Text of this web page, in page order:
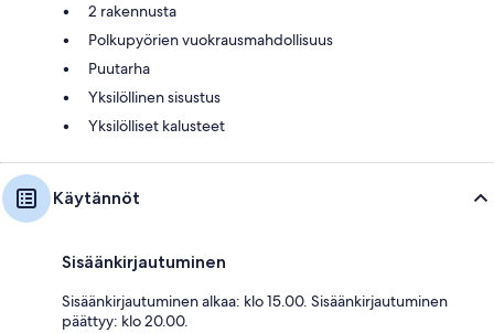
2 rakennusta
Polkupyörien vuokrausmahdollisuus
Puutarha
Yksilöllinen sisustus
Yksilölliset kalusteet
Käytännöt
Sisäänkirjautuminen
Sisäänkirjautuminen alkaa: klo 15.00. Sisäänkirjautuminen
päättyy: klo 20.00.